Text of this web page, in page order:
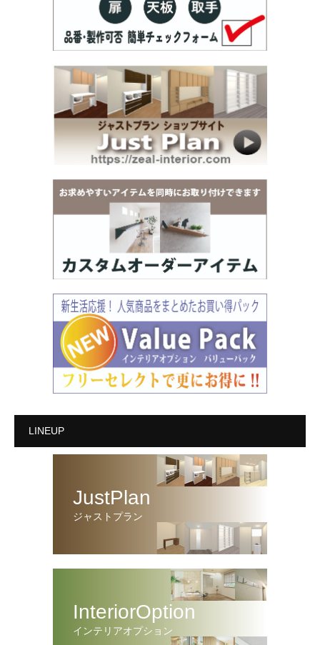
LINEUP
JustPlan
ジャストプラン
InteriorOption
インテリアオプション